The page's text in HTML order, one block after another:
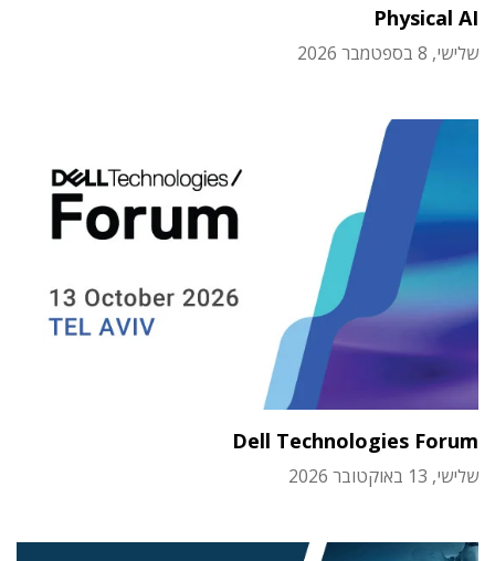
Physical AI
שלישי, 8 בספטמבר 2026
Dell Technologies Forum
שלישי, 13 באוקטובר 2026